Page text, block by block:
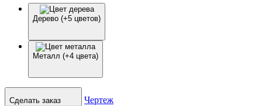
Дерево (+5 цветов)
Металл (+4 цвета)
Сделать заказ
Чертеж